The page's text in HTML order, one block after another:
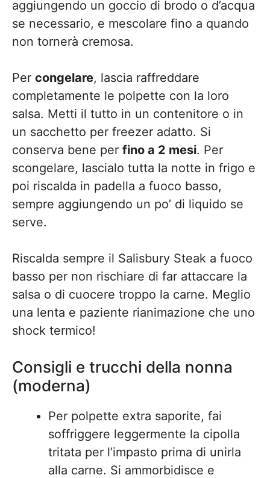
aggiungendo un goccio di brodo o d’acqua
se necessario, e mescolare fino a quando
non tornerà cremosa.
Per congelare, lascia raffreddare
completamente le polpette con la loro
salsa. Metti il tutto in un contenitore o in
un sacchetto per freezer adatto. Si
conserva bene per fino a 2 mesi. Per
scongelare, lascialo tutta la notte in frigo e
poi riscalda in padella a fuoco basso,
sempre aggiungendo un po’ di liquido se
serve.
Riscalda sempre il Salisbury Steak a fuoco
basso per non rischiare di far attaccare la
salsa o di cuocere troppo la carne. Meglio
una lenta e paziente rianimazione che uno
shock termico!
Consigli e trucchi della nonna
(moderna)
Per polpette extra saporite, fai
soffriggere leggermente la cipolla
tritata per l’impasto prima di unirla
alla carne. Si ammorbidisce e